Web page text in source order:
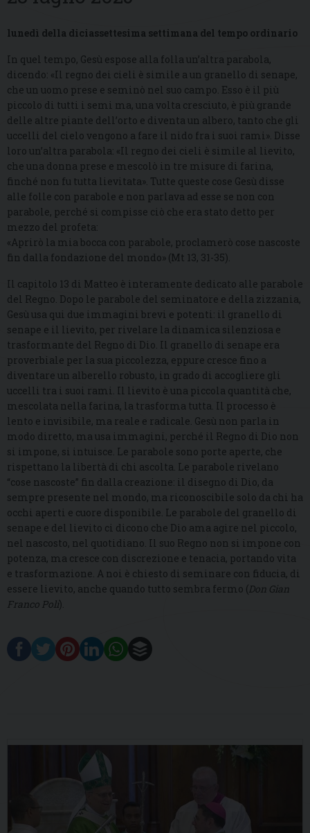
lunedì della diciassettesima settimana del tempo ordinario
In quel tempo, Gesù espose alla folla un’altra parabola,
dicendo: «Il regno dei cieli è simile a un granello di senape,
che un uomo prese e seminò nel suo campo. Esso è il più
piccolo di tutti i semi ma, una volta cresciuto, è più grande
delle altre piante dell’orto e diventa un albero, tanto che gli
uccelli del cielo vengono a fare il nido fra i suoi rami». Disse
loro un’altra parabola: «Il regno dei cieli è simile al lievito,
che una donna prese e mescolò in tre misure di farina,
finché non fu tutta lievitata». Tutte queste cose Gesù disse
alle folle con parabole e non parlava ad esse se non con
parabole, perché si compisse ciò che era stato detto per
mezzo del profeta:
«Aprirò la mia bocca con parabole, proclamerò cose nascoste
fin dalla fondazione del mondo» (Mt 13, 31-35).
Il capitolo 13 di Matteo è interamente dedicato alle parabole
del Regno. Dopo le parabole del seminatore e della zizzania,
Gesù usa qui due immagini brevi e potenti: il granello di
senape e il lievito, per rivelare la dinamica silenziosa e
trasformante del Regno di Dio. Il granello di senape era
proverbiale per la sua piccolezza, eppure cresce fino a
diventare un alberello robusto, in grado di accogliere gli
uccelli tra i suoi rami. Il lievito è una piccola quantità che,
mescolata nella farina, la trasforma tutta. Il processo è
lento e invisibile, ma reale e radicale. Gesù non parla in
modo diretto, ma usa immagini, perché il Regno di Dio non
si impone, si intuisce. Le parabole sono porte aperte, che
rispettano la libertà di chi ascolta. Le parabole rivelano
“cose nascoste” fin dalla creazione: il disegno di Dio, da
sempre presente nel mondo, ma riconoscibile solo da chi ha
occhi aperti e cuore disponibile. Le parabole del granello di
senape e del lievito ci dicono che Dio ama agire nel piccolo,
nel nascosto, nel quotidiano. Il suo Regno non si impone con
potenza, ma cresce con discrezione e tenacia, portando vita
e trasformazione. A noi è chiesto di seminare con fiducia, di
essere lievito, anche quando tutto sembra fermo (Don Gian
Franco Poli).